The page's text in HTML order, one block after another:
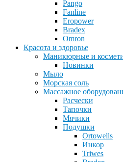
Pango
Fanline
Eropower
Bradex
Omron
Красота и здоровье
Маникюрные и
Новинки
Мыло
Морская соль
Массажное
Расчески
Тапочки
Мячики
Подушки
Ortowells
Инкор
Triwes